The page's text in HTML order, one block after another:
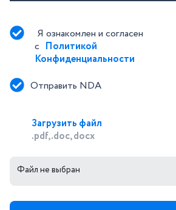
Я ознакомлен и согласен
с Политикой
Конфиденциальности
Отправить NDA
Загрузить файл
.pdf, .doc, docx
Файл не выбран